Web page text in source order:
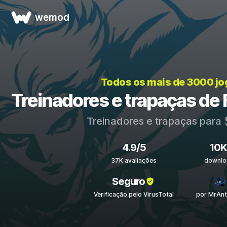
wemod
Todos os mais de 3000
Treinadores e trapaças de
Treinadores e trapaças para
4.9/5
37K avaliações
Seguro
Verificação pelo VirusTotal por